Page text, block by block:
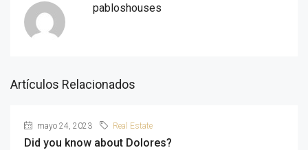
pabloshouses
Artículos Relacionados
mayo 24, 2023 Real Estate
Did you know about Dolores?